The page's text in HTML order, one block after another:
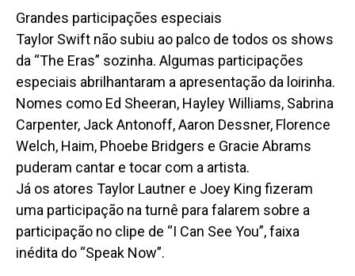
Grandes participações especiais
Taylor Swift não subiu ao palco de todos os shows
da “The Eras” sozinha. Algumas participações
especiais abrilhantaram a apresentação da loirinha.
Nomes como Ed Sheeran, Hayley Williams, Sabrina
Carpenter, Jack Antonoff, Aaron Dessner, Florence
Welch, Haim, Phoebe Bridgers e Gracie Abrams
puderam cantar e tocar com a artista.
Já os atores Taylor Lautner e Joey King fizeram
uma participação na turnê para falarem sobre a
participação no clipe de “I Can See You”, faixa
inédita do “Speak Now”.